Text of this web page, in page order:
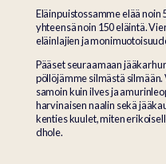
Eläinpuistossamme elää noin
yhteensä noin 150 eläintä.
eläinlajien ja
Pääset seuraamaan
pöllöjämme silmästä
samoin kuin ilves ja
harvinaisen naalin sekä
kenties kuulet, miten
dhole.